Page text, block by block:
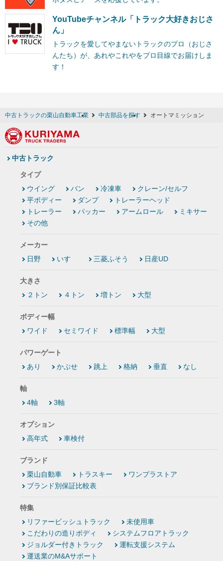
YouTubeチャンネル「トラック大好きおじさ
ん」
トラックを愛してやまないトラックのプロ（おじさ
んたち）が、あれやこれやをプロ目線でお届けしま
す！
中古トラックの栗山自動車工業 中古部品を探す オートマミッション
中古トラック
タイプ
ウイング
バン 冷凍車
クレーン/セルフ
平ボディー
ダンプ
トレーラーヘッド
トレーラー
パッカー アームロール
ミキサー
その他
メーカー
日野
いすゞ 三菱ふそう 日産UD
大きさ
２トン
４トン 増トン 大型
ボディー幅
ワイド
セミワイド 標準幅 大型
パワーゲート
あり
かぶせ 跳上 格納 垂直 なし
軸
4軸
3軸
オプション
高年式
車検付
ブランド
栗山自動車
トラスキー
ワンプラストア
ブランド別保証比較表
特集
リファービッシュトラック
未使用車
こだわりの造りボディ
システムフロアトラック
ジョルダー付きトラック
運転支援システム
運送業のM&Aサポート